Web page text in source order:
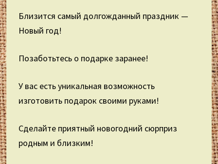
Близится самый долгожданный праздник —
Новый год!
Позаботьтесь о подарке заранее!
У вас есть уникальная возможность
изготовить подарок своими руками!
Сделайте приятный новогодний сюрприз
родным и близким!